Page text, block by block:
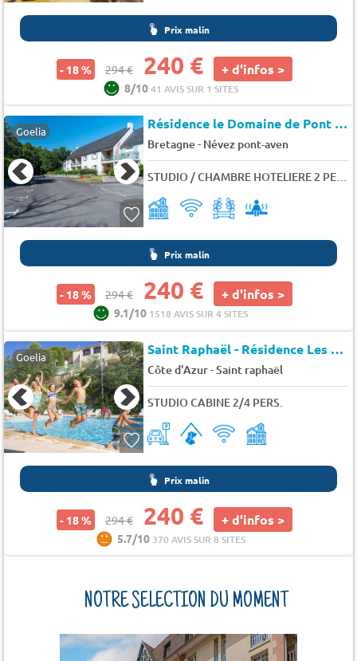
Prix malin
- 18 % 294 € 240 € + d'infos >
8/1041 AVIS SUR 1 SITES
Goelia Résidence le Domaine de Pont Aven
Bretagne- Névez pont-aven
STUDIO / CHAMBRE HOTELIERE 2 PERS. BALCON OU TERRASSE
Prix malin
- 18 % 294 € 240 € + d'infos >
9.1/10 1518 AVIS SUR 4 SITES
Goelia Saint Raphaël - Résidence Les Mimosas
Côte d'Azur-Saint raphaël
STUDIO CABINE 2/4 PERS.
Prix malin
- 18 % 294 € 240 € + d'infos >
5.7/10 370 AVIS SUR 8 SITES
NOTRE SÉLECTION DU MOMENT